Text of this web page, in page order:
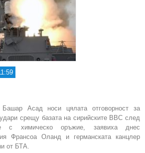
Башар Асад носи цялата отговорност за
срещу базата на сирийските ВВС след
с химическо оръжие, заявиха днес
Франсоа Оланд и германската канцлер
от БТА.